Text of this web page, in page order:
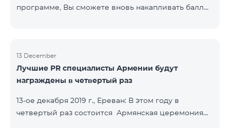
программе, Вы сможете вновь накапливать баллы
декабря 2019г. Абоненты статусов Gold и VIP
перейдут в новую программу со своим статусом.
При регистрации в новой программе абоненты
новой бонусной программы.
13 December
Лучшие PR специалисты Армении будут
награждены в четвертый раз
13-ое декабря 2019 г., Ереван: В этом году в
четвертый раз состоится Армянская церемония